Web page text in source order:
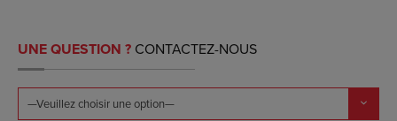
UNE QUESTION ? CONTACTEZ-NOUS